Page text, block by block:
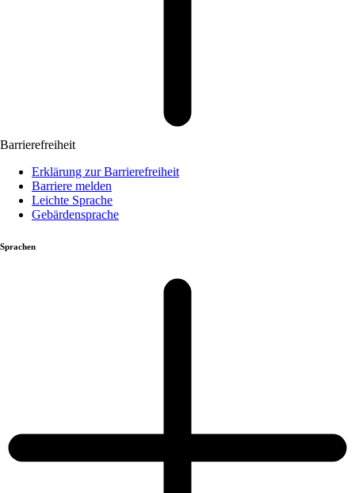
Barrierefreiheit
Erklärung zur Barrierefreiheit
Barriere melden
Leichte Sprache
Gebärdensprache
Sprachen